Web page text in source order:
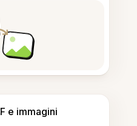
e immagini